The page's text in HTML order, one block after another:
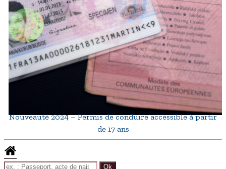
Nouveauté 2024 – Permis de conduire accessible à partir
de 17 ans